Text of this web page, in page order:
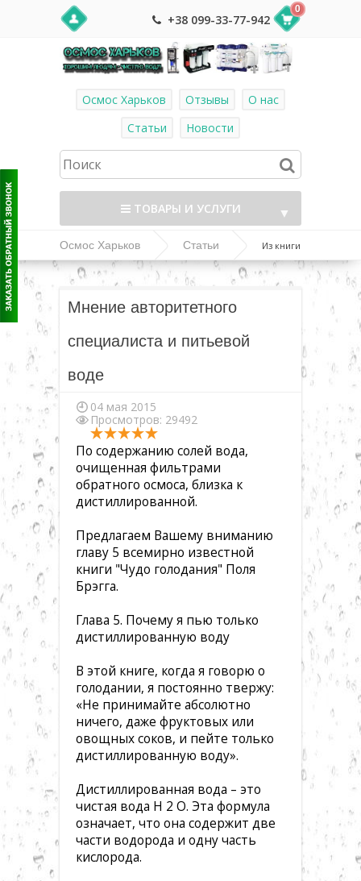
+38 099-33-77-942
0
Осмос Харьков Отзывы
О нас
Статьи
Новости
ТОВАРЫ И УСЛУГИ ▼
Осмос Харьков Статьи Из книги
Поля Брэгга "Чудо голодания"
Мнение авторитетного
специалиста и питьевой
воде
04 мая 2015
Просмотров: 29492
По содержанию солей вода,
очищенная фильтрами
обратного осмоса, близка к
дистиллированной.
Предлагаем Вашему вниманию
главу 5 всемирно известной
книги "Чудо голодания" Поля
Брэгга.
Глава 5. Почему я пью только
дистиллированную воду
В этой книге, когда я говорю о
голодании, я постоянно твержу:
«Не принимайте абсолютно
ничего, даже фруктовых или
овощных соков, и пейте только
дистиллированную воду».
Дистиллированная вода – это
чистая вода Н 2 О. Эта формула
означает, что она содержит две
части водорода и одну часть
кислорода.